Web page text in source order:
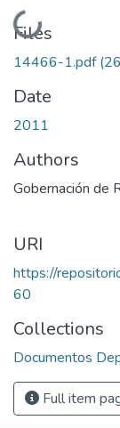
Loading...
Files
14466-1.pdf
Date
2011
Authors
Gobernación de
URI
https://
60
Collections
Documentos
Full item